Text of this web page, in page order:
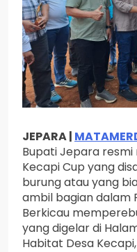
JEPARA |
Bupati Jepara
Kecapi Cup yang
burung atau yang
ambil bagian dalam
Berkicau
yang digelar di
Habitat Desa